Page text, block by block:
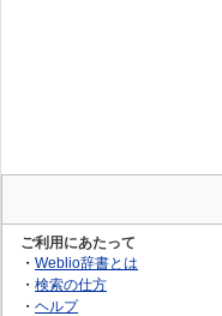
ご利用にあたって
・ Weblio辞書とは
・ 検索の仕方
・ ヘルプ